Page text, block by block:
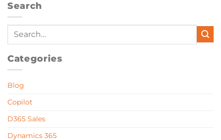
Search
Categories
Blog
Copilot
D365 Sales
Dynamics 365